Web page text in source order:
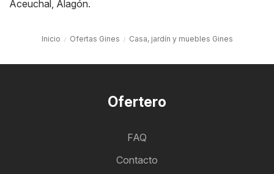
Aceuchal, Alagón.
Inicio Ofertas Gines Casa, jardín y muebles Gines
Ofertero
FAQ
Contacto